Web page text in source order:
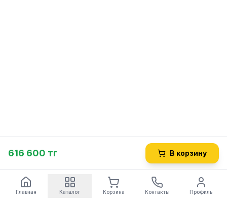
616 600 тг В корзину
Главная Каталог Корзина Контакты Профиль